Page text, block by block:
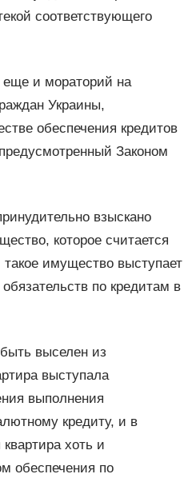
соответствующего
еще и мораторий на
Украины,
обеспечения кредитов
Законом
взыскано
которое считается
имущество выступает
по кредитам в
выселен из
выступала
выполнения
кредиту, и в
хоть и
обеспечения по